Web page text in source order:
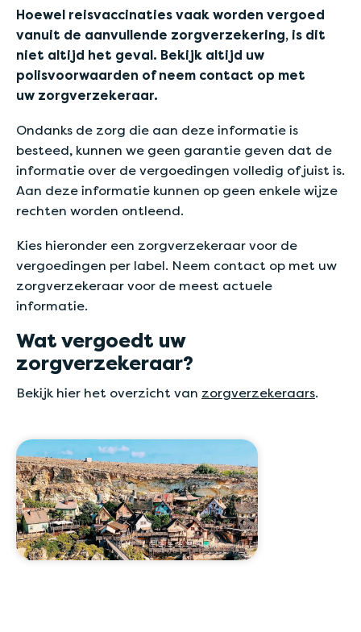
Hoewel reisvaccinaties vaak worden vergoed
vanuit de aanvullende zorgverzekering, is dit
niet altijd het geval. Bekijk altijd uw
polisvoorwaarden of neem contact op met
uw zorgverzekeraar.
Ondanks de zorg die aan deze informatie is
besteed, kunnen we geen garantie geven dat de
informatie over de vergoedingen volledig of juist is.
Aan deze informatie kunnen op geen enkele wijze
rechten worden ontleend.
Kies hieronder een zorgverzekeraar voor de
vergoedingen per label. Neem contact op met uw
zorgverzekeraar voor de meest actuele
informatie.
Wat vergoedt uw
zorgverzekeraar?
Bekijk hier het overzicht van zorgverzekeraars.